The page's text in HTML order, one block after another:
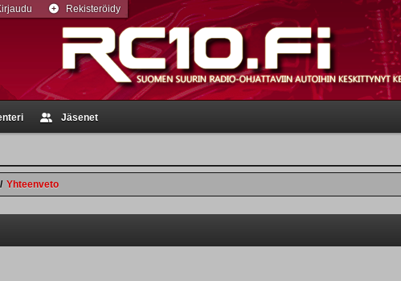
Jäsenet
Rekisteröidy
/ Yhteenveto